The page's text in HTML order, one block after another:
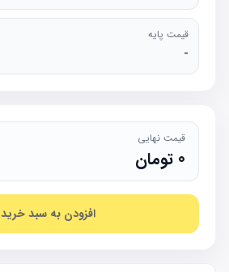
قیمت پایه
-
قیمت نهایی
0 تومان
افزودن به سبد خرید